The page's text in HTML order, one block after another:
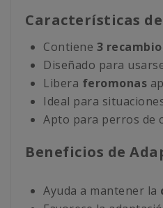
Características
Contiene 3
Diseñado para
Libera feromonas
Ideal para
Apto para perros de
Beneficios de
Ayuda a mantener la